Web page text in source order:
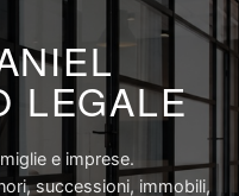
LEGALE
e imprese.
successioni, immobili,